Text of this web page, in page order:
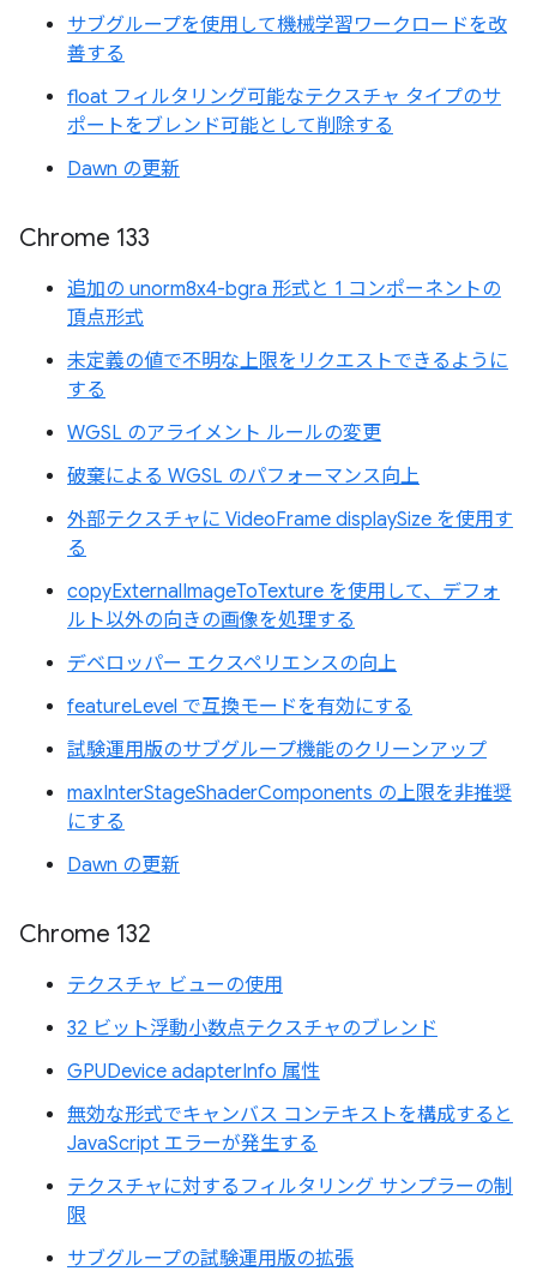
サブグループを使用して機械学習ワークロードを改
善する
float フィルタリング可能なテクスチャ タイプのサ
ポートをブレンド可能として削除する
Dawn の更新
Chrome 133
追加の unorm8x4-bgra 形式と 1 コンポーネントの
頂点形式
未定義の値で不明な上限をリクエストできるように
する
WGSL のアライメント ルールの変更
破棄による WGSL のパフォーマンス向上
外部テクスチャに VideoFrame displaySize を使用す
る
copyExternalImageToTexture を使用して、デフォ
ルト以外の向きの画像を処理する
デベロッパー エクスペリエンスの向上
featureLevel で互換モードを有効にする
試験運用版のサブグループ機能のクリーンアップ
maxInterStageShaderComponents の上限を非推奨
にする
Dawn の更新
Chrome 132
テクスチャ ビューの使用
32 ビット浮動小数点テクスチャのブレンド
GPUDevice adapterInfo 属性
無効な形式でキャンバス コンテキストを構成すると
JavaScript エラーが発生する
テクスチャに対するフィルタリング サンプラーの制
限
サブグループの試験運用版の拡張